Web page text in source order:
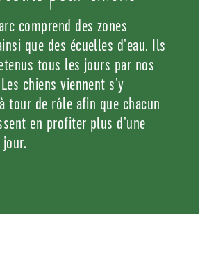
comprend des zones
que des écuelles d’eau. Ils
tous les jours par nos
chiens viennent s’y
tour de rôle afin que chacun
en profiter plus d’une